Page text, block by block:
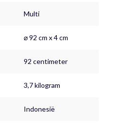
Multi
⌀ 92 cm x 4 cm
92 centimeter
3,7 kilogram
Indonesië